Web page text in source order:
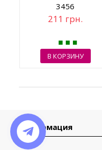
3456
211 грн.
В КОРЗИНУ
Информация